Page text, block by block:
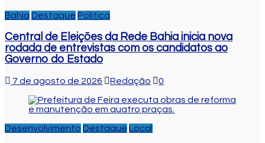
Bahia Destaque Politica
Central de Eleições da Rede Bahia inicia nova
rodada de entrevistas com os candidatos ao
Governo do Estado
7 de agosto de 2026 Redação 0
Desenvolvimento Destaque Local